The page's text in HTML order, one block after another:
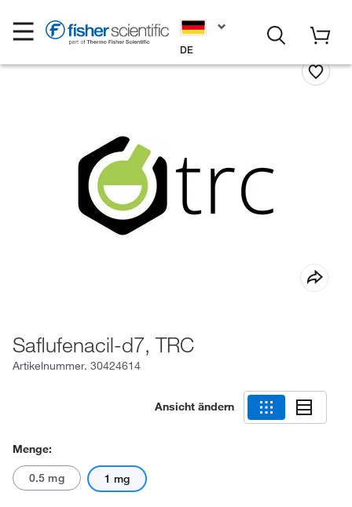
DE
Saflufenacil-d7, TRC
Artikelnummer. 30424614
Ansicht ändern
Menge:
0.5 mg 1 mg